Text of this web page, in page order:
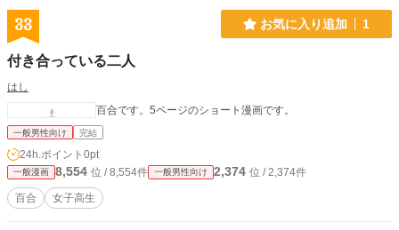
33 お気に入り追加 1
付き合っている二人
はし
百合です。5ページのショート漫画です。
一般男性向け 完結
24h.ポイント 0pt
一般漫画 8,554 位 / 8,554件 一般男性向け 2,374 位 / 2,374件
百合 女子高生